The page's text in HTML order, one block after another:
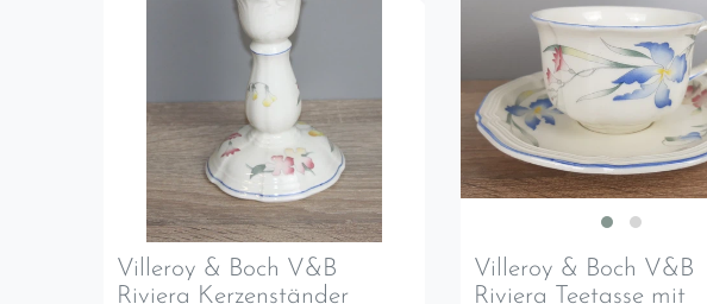
Villeroy & Boch V&B
Riviera Kerzenständer
Villeroy & Boch V&B
Riviera Teetasse mit